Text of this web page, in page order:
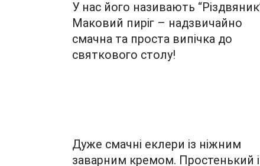
У нас його називають
Маковий пиріг – надзвичайно
смачна та проста випічка до
святкового столу!
Дуже смачні еклери із ніжним
заварним кремом. Простенький і